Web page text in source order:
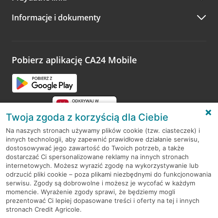
A po wizycie…
Zachęcamy do podzielenia się z nami opinią o wizycie.
opinie.
Informacje i dokumenty
Pobierz aplikację CA24 Mobile
RODO
Regulamin serwisu
Mapa serwisu
PolitykaCookies
Twoja zgoda z korzyścią dla Ciebie
Na naszych stronach używamy plików cookie (tzw. ciasteczek) i
innych technologii, aby zapewnić prawidłowe działanie serwisu,
dostosowywać jego zawartość do Twoich potrzeb, a także
dostarczać Ci spersonalizowane reklamy na innych stronach
internetowych. Możesz wyrazić zgodę na wykorzystywanie lub
odrzucić pliki cookie – poza plikami niezbędnymi do funkcjonowania
serwisu. Zgody są dobrowolne i możesz je wycofać w każdym
momencie. Wyrażenie zgody sprawi, że będziemy mogli
prezentować Ci lepiej dopasowane treści i oferty na tej i innych
stronach Credit Agricole.